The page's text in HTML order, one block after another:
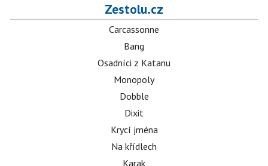
Zestolu.cz
Carcassonne
Bang
Osadníci z Katanu
Monopoly
Dobble
Dixit
Krycí jména
Na křídlech
Karak